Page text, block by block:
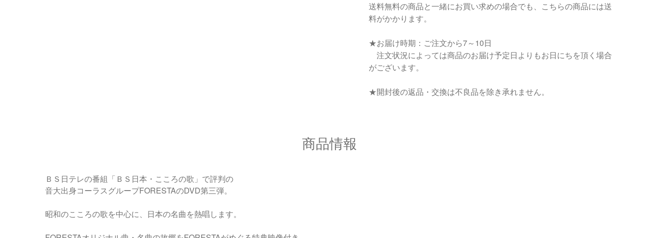
送料無料の商品と一緒にお買い求めの場合でも、こちらの商品には送
料がかかります。
★お届け時期：ご注文から7～10日
注文状況によっては商品のお届け予定日よりもお日にちを頂く場合
がございます。
★開封後の返品・交換は不良品を除き承れません。
商品情報
ＢＳ日テレの番組「ＢＳ日本・こころの歌」で評判の
音大出身コーラスグループFORESTAのDVD第三弾。
昭和のこころの歌を中心に、日本の名曲を熱唱します。